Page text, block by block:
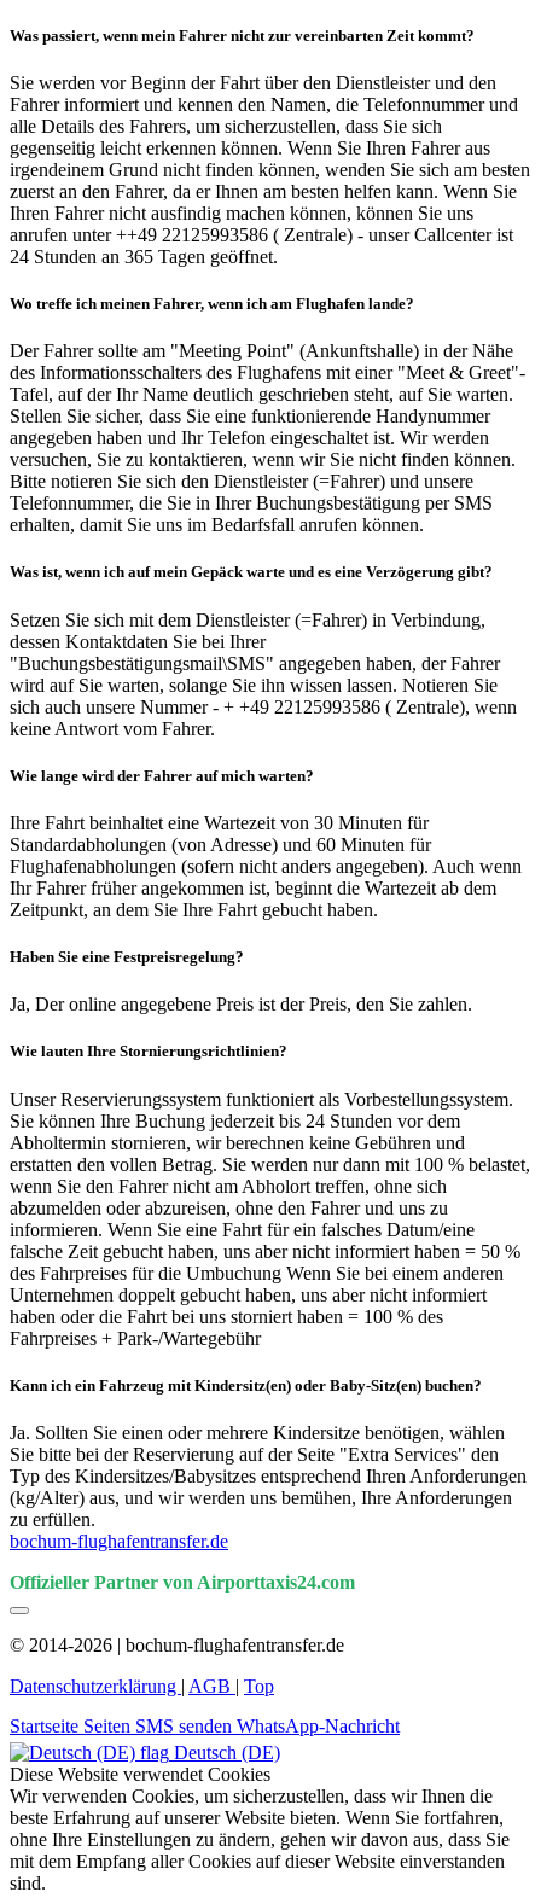
Was passiert, wenn mein Fahrer nicht zur vereinbarten Zeit kommt?
Sie werden vor Beginn der Fahrt über den Dienstleister und den
Fahrer informiert und kennen den Namen, die Telefonnummer und
alle Details des Fahrers, um sicherzustellen, dass Sie sich
gegenseitig leicht erkennen können. Wenn Sie Ihren Fahrer aus
irgendeinem Grund nicht finden können, wenden Sie sich am besten
zuerst an den Fahrer, da er Ihnen am besten helfen kann. Wenn Sie
Ihren Fahrer nicht ausfindig machen können, können Sie uns
anrufen unter ++49 22125993586 ( Zentrale) - unser Callcenter ist
24 Stunden an 365 Tagen geöffnet.
Wo treffe ich meinen Fahrer, wenn ich am Flughafen lande?
Der Fahrer sollte am "Meeting Point" (Ankunftshalle) in der Nähe
des Informationsschalters des Flughafens mit einer "Meet & Greet"-
Tafel, auf der Ihr Name deutlich geschrieben steht, auf Sie warten.
Stellen Sie sicher, dass Sie eine funktionierende Handynummer
angegeben haben und Ihr Telefon eingeschaltet ist. Wir werden
versuchen, Sie zu kontaktieren, wenn wir Sie nicht finden können.
Bitte notieren Sie sich den Dienstleister (=Fahrer) und unsere
Telefonnummer, die Sie in Ihrer Buchungsbestätigung per SMS
erhalten, damit Sie uns im Bedarfsfall anrufen können.
Was ist, wenn ich auf mein Gepäck warte und es eine Verzögerung gibt?
Setzen Sie sich mit dem Dienstleister (=Fahrer) in Verbindung,
dessen Kontaktdaten Sie bei Ihrer
"Buchungsbestätigungsmail\SMS" angegeben haben, der Fahrer
wird auf Sie warten, solange Sie ihn wissen lassen. Notieren Sie
sich auch unsere Nummer - + +49 22125993586 ( Zentrale), wenn
keine Antwort vom Fahrer.
Wie lange wird der Fahrer auf mich warten?
Ihre Fahrt beinhaltet eine Wartezeit von 30 Minuten für
Standardabholungen (von Adresse) und 60 Minuten für
Flughafenabholungen (sofern nicht anders angegeben). Auch wenn
Ihr Fahrer früher angekommen ist, beginnt die Wartezeit ab dem
Zeitpunkt, an dem Sie Ihre Fahrt gebucht haben.
Haben Sie eine Festpreisregelung?
Ja, Der online angegebene Preis ist der Preis, den Sie zahlen.
Wie lauten Ihre Stornierungsrichtlinien?
Unser Reservierungssystem funktioniert als Vorbestellungssystem.
Sie können Ihre Buchung jederzeit bis 24 Stunden vor dem
Abholtermin stornieren, wir berechnen keine Gebühren und
erstatten den vollen Betrag. Sie werden nur dann mit 100 % belastet,
wenn Sie den Fahrer nicht am Abholort treffen, ohne sich
abzumelden oder abzureisen, ohne den Fahrer und uns zu
informieren. Wenn Sie eine Fahrt für ein falsches Datum/eine
falsche Zeit gebucht haben, uns aber nicht informiert haben = 50 %
des Fahrpreises für die Umbuchung Wenn Sie bei einem anderen
Unternehmen doppelt gebucht haben, uns aber nicht informiert
haben oder die Fahrt bei uns storniert haben = 100 % des
Fahrpreises + Park-/Wartegebühr
Kann ich ein Fahrzeug mit Kindersitz(en) oder Baby-Sitz(en) buchen?
Ja. Sollten Sie einen oder mehrere Kindersitze benötigen, wählen
Sie bitte bei der Reservierung auf der Seite "Extra Services" den
Typ des Kindersitzes/Babysitzes entsprechend Ihren Anforderungen
(kg/Alter) aus, und wir werden uns bemühen, Ihre Anforderungen
zu erfüllen.
bochum-flughafentransfer.de
Offizieller Partner von Airporttaxis24.com
© 2014-2026 | bochum-flughafentransfer.de
Datenschutzerklärung | AGB | Top
Startseite Seiten SMS senden WhatsApp-Nachricht
Deutsch (DE)
Diese Website verwendet Cookies
Wir verwenden Cookies, um sicherzustellen, dass wir Ihnen die
beste Erfahrung auf unserer Website bieten. Wenn Sie fortfahren,
ohne Ihre Einstellungen zu ändern, gehen wir davon aus, dass Sie
mit dem Empfang aller Cookies auf dieser Website einverstanden
sind.